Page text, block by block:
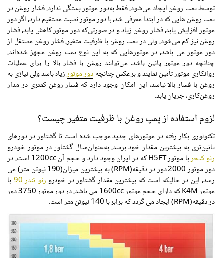
توسط پمپ روغن ایجاد می‌شود، فقط به‌دور موتور بستگی ندارد. فشار روغن در
پمپ روغن هایی که در ابتدا معرفی شد، با دور موتور نسبت مستقیم دارد، اگر دور
موتور افزایش یابد، فشار روغن زیاد و در صورتی‌که دور موتور کاهش یابد، فشار
روغن نیز کم می‌شود، ولی در پمپ روغن با ظرفیت متغیر، فشار روغن مستقل از
دور موتور می باشد، در موتورهایی که به این نوع پمپ روغن مجهز شده‌اند،
چنانچه دور موتور پائین باشد، می‌توانند روغن با فشار بالا را برای عملیات
روانکاری موتور تأمین نمایند و برعکس چنانچهدور موتورزیاد باشد ولی نیازی به
روغن با فشار بالا نباشد، این امکان وجود دارد که فشار روغن کمتری در مدار
روغن‌کاری، جریان یابد.
لزوم استفاده از پمپ روغن با ظرفیت متغیر چیست؟
تکنولوژی بکار رفته در موتورهای جدید موجب شده است تا گشتاور در دورهای
پائین‌تری به بیشترین مقدار خود برسد، به‌عنوان‌مثال گشتاور در موتور خودرو
رنو کپچر
با موتور H5FT که در ایران وجود دارد و حجم آن 1200cc است، در
دور موتور 2000 دور در دقیقه(RPM) به بیشترین میزان(190 نیوتن متر) می
رسد، این در حالیکه است که بیشترین مقدار گشتاور در خودرورنو تندر 90
با
موتور K4M که دارای حجم موتور 1600cc می باشد، در دور موتور 3750 دور
در دقیقه(RPM) ایجاد می گردد که برابر با 140 نیوتن متر است.